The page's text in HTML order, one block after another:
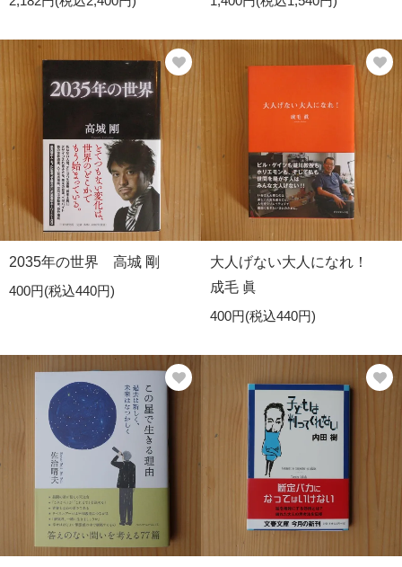
2035年の世界 高城 剛
400円(税込440円)
大人げない大人になれ！
成毛 眞
400円(税込440円)